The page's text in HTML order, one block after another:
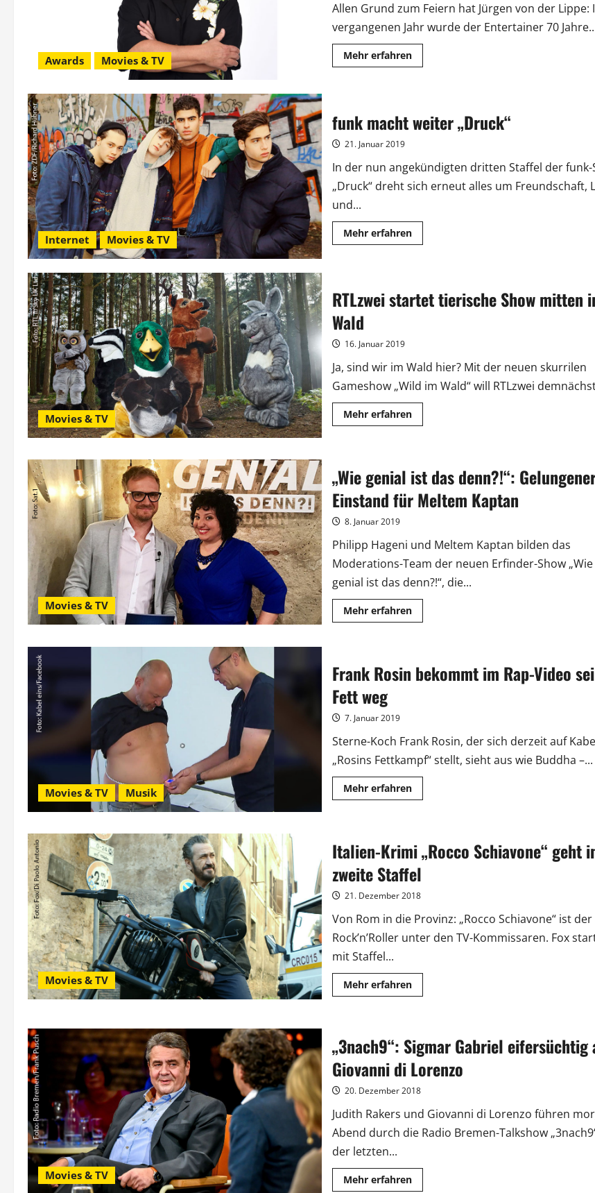
Awards Movies & TV
Allen Grund zum Feiern hat Jürgen von der Lippe:
vergangenen Jahr wurde der Entertainer 70
Mehr erfahrenMehr
Informationen
von
der
Internet Movies & TV
funk macht weiter „Druck“
21. Januar 2019
In der nun angekündigten dritten Staffel der funk-
„Druck“ dreht sich erneut alles um Freundschaft,
und...
Mehr erfahrenMehr
Informationen
Movies & TV
RTLzwei startet tierische Show mitten
Wald
16. Januar 2019
Ja, sind wir im Wald hier? Mit der neuen skurrilen
Gameshow „Wild im Wald“ will RTLzwei
Mehr erfahrenMehr
Informationen
Show
mitten
im
Wald
Movies & TV
„Wie genial ist das denn?!“:
Einstand für Meltem Kaptan
8. Januar 2019
Philipp Hageni und Meltem Kaptan bilden das
Moderations-Team der neuen Erfinder-Show „Wie
genial ist das denn?!“, die...
Mehr erfahrenMehr
Informationen
das
denn?!“:
Movies & TV Musik
Frank Rosin bekommt im Rap-Video
Fett weg
7. Januar 2019
Sterne-Koch Frank Rosin, der sich derzeit auf
„Rosins Fettkampf“ stellt, sieht aus wie Buddha –...
Mehr erfahrenMehr
Informationen
im
Rap-
Video
sein
Fett
weg
Movies & TV
Italien-Krimi „Rocco Schiavone“ geht
zweite Staffel
21. Dezember 2018
Von Rom in die Provinz: „Rocco Schiavone“ ist der
Rock’n’Roller unter den TV-Kommissaren. Fox
mit Staffel...
Mehr erfahrenMehr
Informationen
Schiavone“
geht
in
die
zweite
Staffel
Movies & TV
„3nach9“: Sigmar Gabriel eifersüchtig
Giovanni di Lorenzo
20. Dezember 2018
Judith Rakers und Giovanni di Lorenzo führen
Abend durch die Radio Bremen-Talkshow
der letzten...
Mehr erfahrenMehr
Informationen